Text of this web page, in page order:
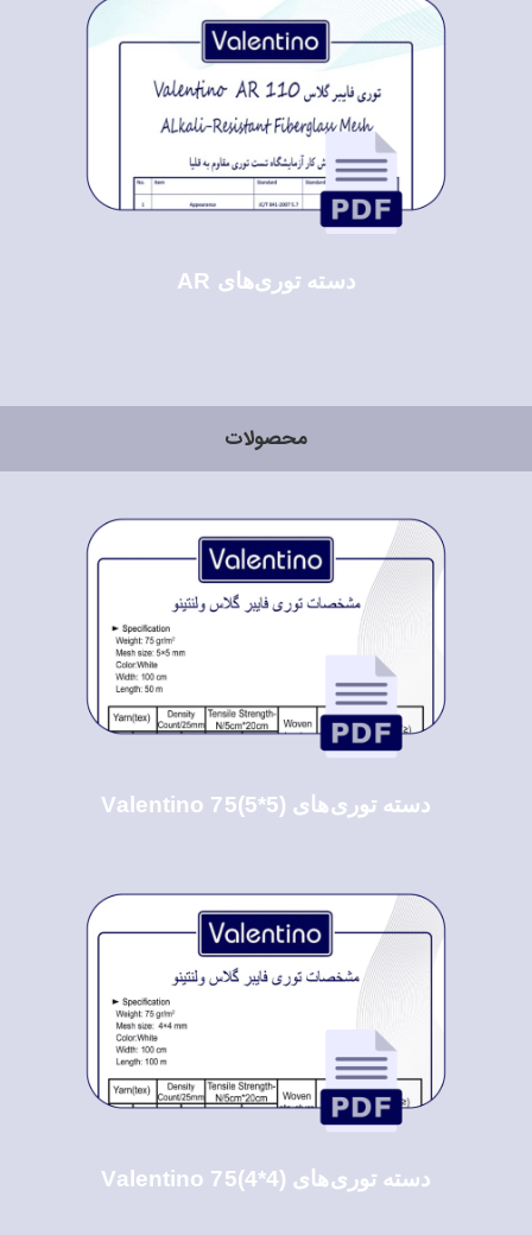
دسته توری‌های AR
محصولات
دسته توری‌های Valentino 75(5*5)
دسته توری‌های Valentino 75(4*4)